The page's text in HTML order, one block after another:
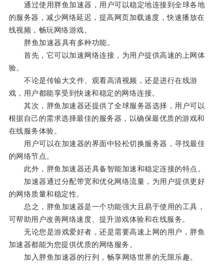
通过使用胖鱼加速器，用户可以稳定地连接到全球各地
的服务器，减少网络延迟，提高网页加载速度，快速播放在
线视频，畅玩网络游戏。
胖鱼加速器具有多种功能。
首先，它可以加速网络连接，为用户提供高速的上网体
验。
不论是传输大文件、观看高清视频，还是进行在线游
戏，用户都能享受到快速和稳定的网络连接。
其次，胖鱼加速器还提供了全球服务器选择，用户可以
根据自己的需求选择最佳的服务器，以确保最优质的游戏和
在线服务体验。
用户可以在加速器的界面中轻松切换服务器，寻找最佳
的网络节点。
此外，胖鱼加速器还具备智能加速和稳定连接的特点。
加速器通过分配带宽和优化网络流量，为用户提供更好
的网络质量和稳定性。
总之，胖鱼加速器是一个功能强大且易于使用的工具，
可帮助用户改善网络速度、提升游戏体验和在线服务。
无论您是游戏爱好者，还是需要高速上网的用户，胖鱼
加速器都能为您提供优质的网络服务。
加入胖鱼加速器的行列，畅享网络世界的无限乐趣。